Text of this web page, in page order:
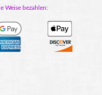
Weise bezahlen: